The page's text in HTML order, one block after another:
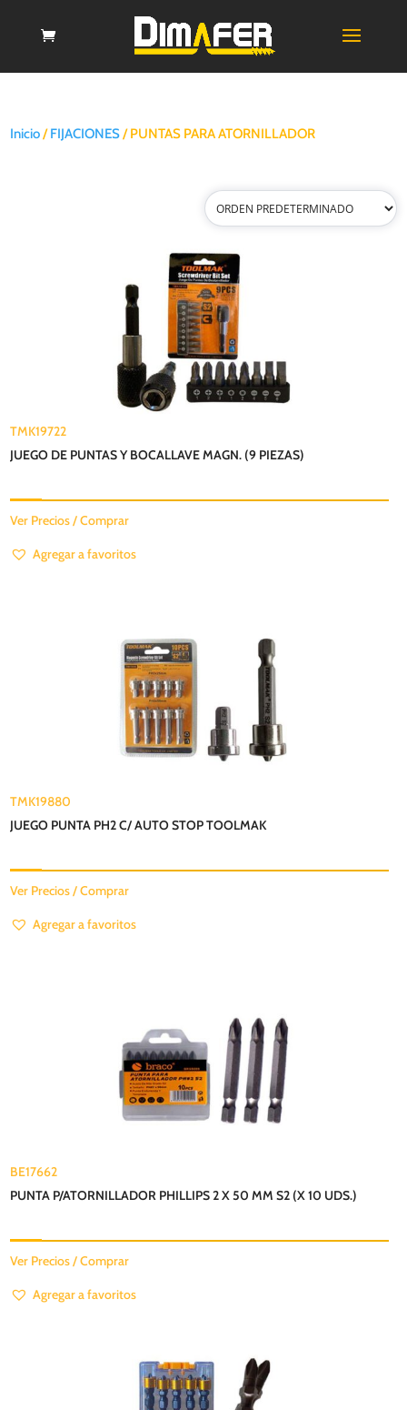
Inicio/FIJACIONES/ PUNTAS PARA ATORNILLADOR
TMK19722
JUEGO DE PUNTAS Y BOCALLAVE MAGN. (9 PIEZAS)
Ver Precios / Comprar
Agregar a favoritos
TMK19880
JUEGO PUNTA PH2 C/ AUTO STOP TOOLMAK
Ver Precios / Comprar
Agregar a favoritos
BE17662
PUNTA P/ATORNILLADOR PHILLIPS 2 X 50 MM S2 (X 10 UDS.)
Ver Precios / Comprar
Agregar a favoritos